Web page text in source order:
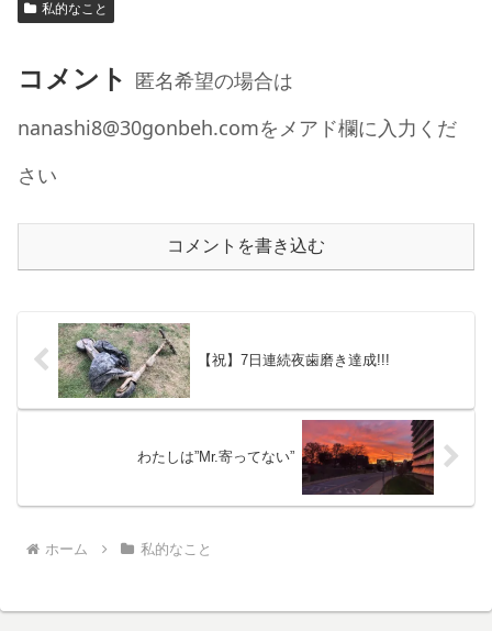
私的なこと
コメント 匿名希望の場合は
nanashi8@30gonbeh.comをメアド欄に入力くだ
さい
コメントを書き込む
【祝】7日連続夜歯磨き達成!!!
わたしは”Mr.寄ってない”
ホーム 私的なこと